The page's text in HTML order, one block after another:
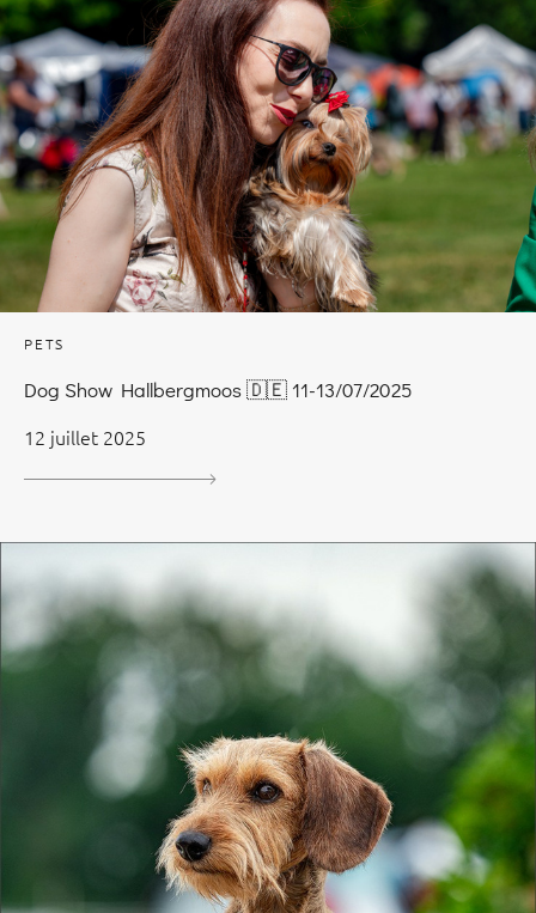
PETS
Dog Show Hallbergmoos 🇩🇪 11-13/07/2025
12 juillet 2025